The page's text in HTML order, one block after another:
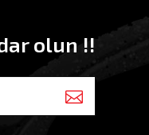
olun !!